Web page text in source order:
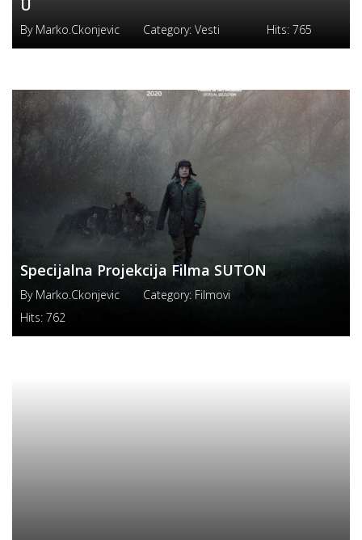
U
By Marko.ckonjevic Category: Vesti Hits: 765
Specijalna Projekcija Filma SUTON
By Marko.ckonjevic Category: Filmovi
Hits: 762